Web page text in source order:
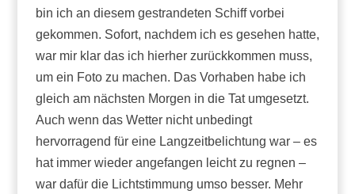
bin ich an diesem gestrandeten Schiff vorbei
gekommen. Sofort, nachdem ich es gesehen hatte,
war mir klar das ich hierher zurückkommen muss,
um ein Foto zu machen. Das Vorhaben habe ich
gleich am nächsten Morgen in die Tat umgesetzt.
Auch wenn das Wetter nicht unbedingt
hervorragend für eine Langzeitbelichtung war – es
hat immer wieder angefangen leicht zu regnen –
war dafür die Lichtstimmung umso besser. Mehr